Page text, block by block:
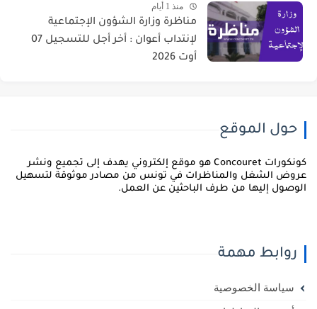
منذ 1 أيام
مناظرة وزارة الشؤون الإجتماعية
لإنتداب أعوان : أخر أجل للتسجيل 07
أوت 2026
حول الموقع
كونكورات Concouret هو موقع إلكتروني يهدف إلى تجميع ونشر
الشغل والمناظرات في تونس من مصادر موثوقة لتسهيل
إليها من طرف الباحثين عن العمل.
روابط مهمة
سياسة الخصوصية